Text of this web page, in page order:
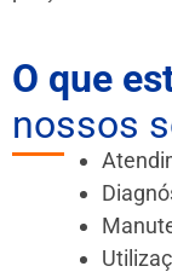
O que
nossos